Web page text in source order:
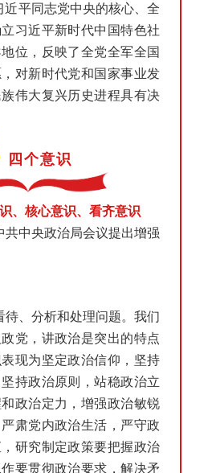
近平同志党中央的核心、全
习近平新时代中国特色社
位，反映了全党全军全国
对新时代党和国家事业发
伟大复兴历史进程具有决
四个意识
、核心意识、看齐意识
共中央政治局会议提出增强
、分析和处理问题。我们
党，讲政治是突出的特点
现为坚定政治信仰，坚持
持政治原则，站稳政治立
政治定力，增强政治敏锐
肃党内政治生活，严守政
研究制定政策要把握政治
要贯彻政治要求，解决矛